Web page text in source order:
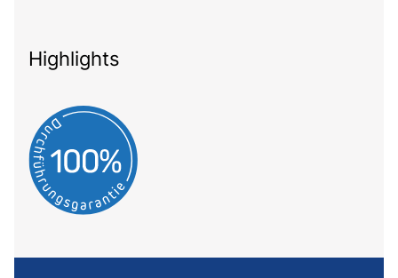
Highlights